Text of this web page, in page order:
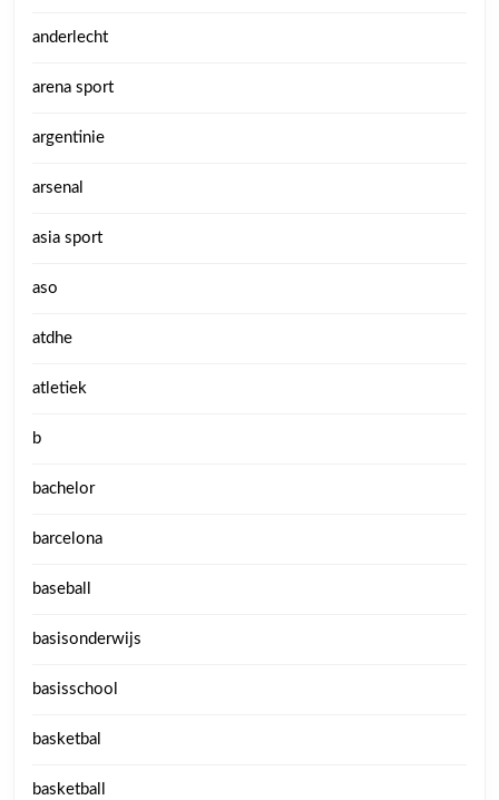
anderlecht
arena sport
argentinie
arsenal
asia sport
aso
atdhe
atletiek
b
bachelor
barcelona
baseball
basisonderwijs
basisschool
basketbal
basketball